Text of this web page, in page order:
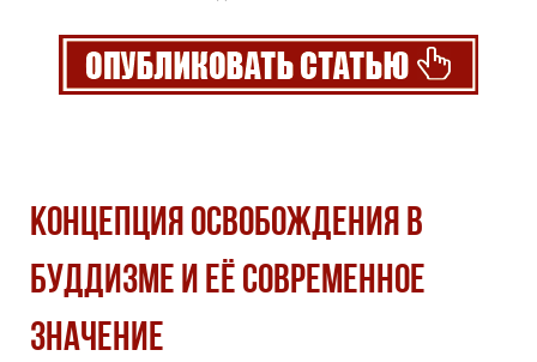
КОНЦЕПЦИЯ ОСВОБОЖДЕНИЯ В
БУДДИЗМЕ И ЕЁ СОВРЕМЕННОЕ
ЗНАЧЕНИЕ